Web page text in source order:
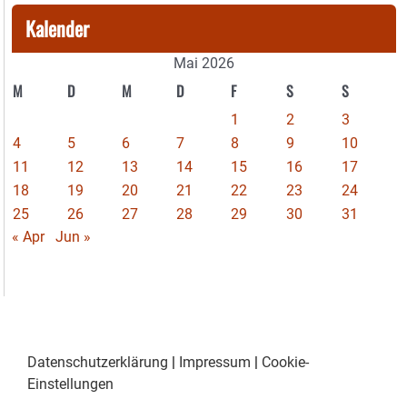
Kalender
Mai 2026
M D M D F S S
1 2
3
4
5 6 7 8 9
10
11
12 13 14 15 16
17
18
19 20 21 22 23
24
25
26 27 28 29 30
31
« Apr
Jun »
Datenschutzerklärung | Impressum | Cookie-
Einstellungen